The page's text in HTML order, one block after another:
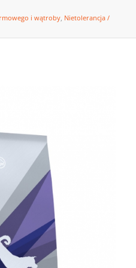
i wątroby, Nietolerancja /